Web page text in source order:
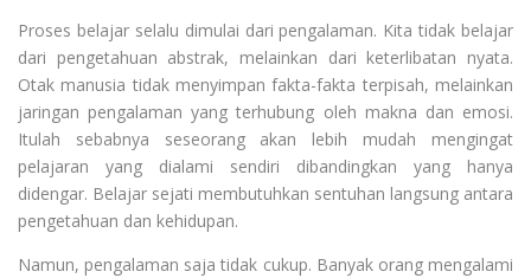
Proses belajar selalu dimulai dari pengalaman. Kita tidak belajar
dari pengetahuan abstrak, melainkan dari keterlibatan nyata.
Otak manusia tidak menyimpan fakta-fakta terpisah, melainkan
jaringan pengalaman yang terhubung oleh makna dan emosi.
Itulah sebabnya seseorang akan lebih mudah mengingat
pelajaran yang dialami sendiri dibandingkan yang hanya
didengar. Belajar sejati membutuhkan sentuhan langsung antara
pengetahuan dan kehidupan.
Namun, pengalaman saja tidak cukup. Banyak orang mengalami